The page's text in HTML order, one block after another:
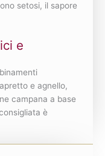
setosi, il sapore
e
e agnello,
campana a base
è